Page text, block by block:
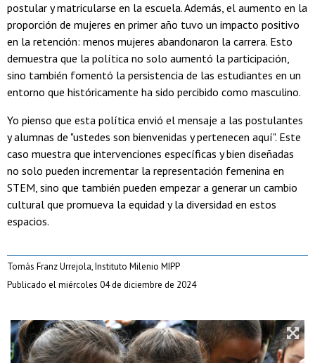
postular y matricularse en la escuela. Además, el aumento en la
proporción de mujeres en primer año tuvo un impacto positivo
en la retención: menos mujeres abandonaron la carrera. Esto
demuestra que la política no solo aumentó la participación,
sino también fomentó la persistencia de las estudiantes en un
entorno que históricamente ha sido percibido como masculino.
Yo pienso que esta política envió el mensaje a las postulantes
y alumnas de "ustedes son bienvenidas y pertenecen aquí". Este
caso muestra que intervenciones específicas y bien diseñadas
no solo pueden incrementar la representación femenina en
STEM, sino que también pueden empezar a generar un cambio
cultural que promueva la equidad y la diversidad en estos
espacios.
Tomás Franz Urrejola, Instituto Milenio MIPP
Publicado el miércoles 04 de diciembre de 2024